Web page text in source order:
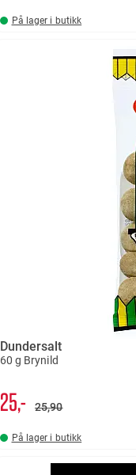
På lager i butikk
Dundersalt
60 g Brynild
25,- 2590
På lager i butikk